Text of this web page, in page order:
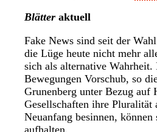
Blätter aktuell
Fake News sind seit der
die Lüge heute nicht mehr
sich als alternative Wahrheit.
Bewegungen Vorschub, so
Grunenberg unter Bezug auf
Gesellschaften ihre Pluralität
Neuanfang besinnen,
aufhalten.